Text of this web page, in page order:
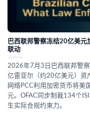
巴西联邦警察冻结20亿美
联动
2026年7月3日巴西联邦警
亿雷亚尔（约20亿美元）资
网络PCC利用加密货币将美
元。OFAC同步制裁134个
生实际合规约束力。